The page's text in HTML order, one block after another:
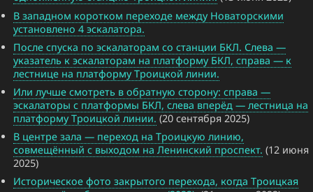
В западном коротком переходе между Новаторскими
установлено 4 эскалатора.
После спуска по эскалаторам со станции БКЛ. Слева —
указатель к эскалаторам на платформу БКЛ, справа — к
лестнице на платформу Троицкой линии.
Или лучше смотреть в обратную сторону: справа —
эскалаторы с платформы БКЛ, слева вперёд — лестница на
платформу Троицкой линии. (20 сентября 2025)
В центре зала — переход на Троицкую линию,
совмещённый с выходом на Ленинский проспект. (12 июня
2025)
Историческое фото закрытого перехода, когда Троицкая